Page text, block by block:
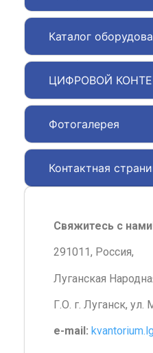
Каталог
ЦИФРОВОЙ
Фотогалерея
Контактная
Свяжитесь с
291011, Россия,
Луганская
Г.О. г. Луганск, ул.
e-mail: